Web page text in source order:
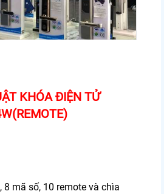
KHÓA ĐIỆN TỬ
8 mã số, 10 remote và chìa